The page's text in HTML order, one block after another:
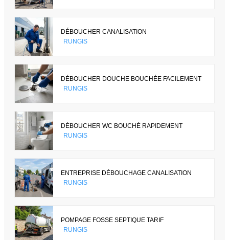
DÉBOUCHER CANALISATION
RUNGIS
DÉBOUCHER DOUCHE BOUCHÉE FACILEMENT
RUNGIS
DÉBOUCHER WC BOUCHÉ RAPIDEMENT
RUNGIS
ENTREPRISE DÉBOUCHAGE CANALISATION
RUNGIS
POMPAGE FOSSE SEPTIQUE TARIF
RUNGIS